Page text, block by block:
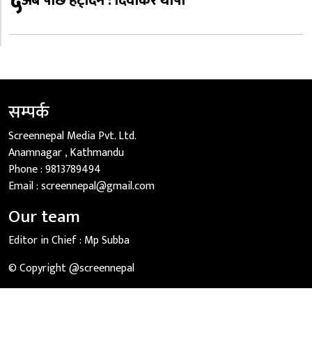
सम्पर्क
Screennepal Media Pvt. Ltd.
Anamnagar , Kathmandu
Phone :9813789494
Email :screennepal@gmail.com
Our team
Editor in Chief : Mp Subba
© Copyright @screennepal